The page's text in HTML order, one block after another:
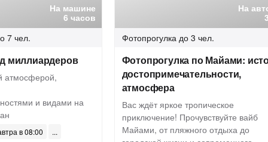
На машине
6 часов
7 чел.
миллиардеров
атмосферой,
и видами на
в 08:00
На
Фотопрогулка до 3 чел.
Фотопрогулка по Майами:
достопримечательности,
атмосфера
Вас ждёт яркое тропическое
приключение! Прочувствуйте вайб
Майами, от пляжного отдыха до